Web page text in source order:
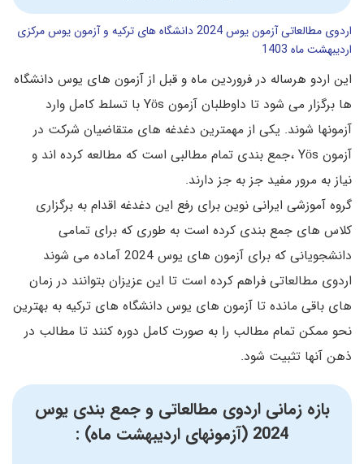
اردوی مطالعاتی آزمون یوس 2024 دانشگاه های ترکیه و آزمون یوس مرکزی
اردیبهشت ماه 1403
این اردو هرساله در فروردین ماه و قبل از آزمون های یوس دانشگاه
ها برگزار می شود تا داوطلبان آزمون Yös با تسلط کامل وارد
آزمونها شوند. یکی از مهمترین دغدغه های متقاضیان شرکت در
آزمون Yös ،جمع بندی تمام مطالبی است که مطالعه کرده اند و
نیاز به مرور مفید جز به جز دارند.
گروه آموزشی ایرانی نوین برای رفع این دغدغه اقدام به برگزاری
کلاس های جمع بندی کرده است به طوری که برای تمامی
دانشجویانی که برای آزمون های یوس 2024 آماده می شوند
اردوی مطالعاتی فراهم کرده است تا این عزیزان بتوانند در زمان
های باقی مانده تا آزمون های یوس دانشگاه های ترکیه به بهترین
نحو ممکن تمام مطالب را به صورت کامل دوره کنند تا مطالب در
ذهن آنها تثبیت شود.
بازه زمانی اردوی مطالعاتی و جمع بندی یوس
2024 (آزمونهای اردیبهشت ماه) :